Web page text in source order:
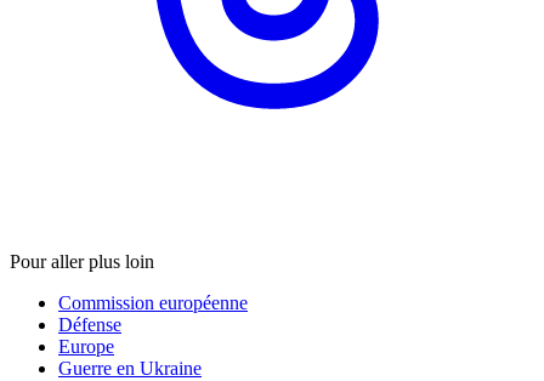
Pour aller plus loin
Commission européenne
Défense
Europe
Guerre en Ukraine